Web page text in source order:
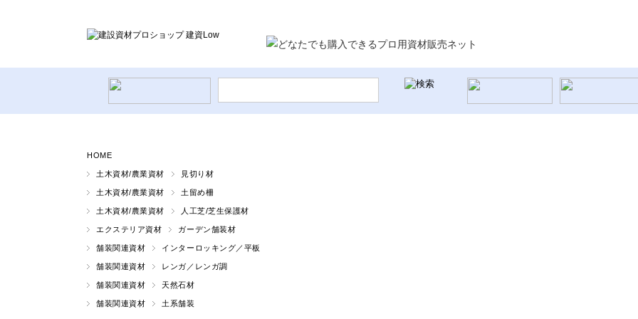
エクステリア資材 土木資材/農業資材
HOME
土木資材/農業資材 見切り材
土木資材/農業資材 土留め柵
土木資材/農業資材 人工芝/芝生保護材
エクステリア資材 ガーデン舗装材
舗装関連資材 インターロッキング／平板
舗装関連資材 レンガ／レンガ調
舗装関連資材 天然石材
舗装関連資材 土系舗装